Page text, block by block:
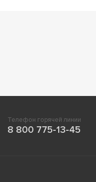
Телефон горячей линии
8 800 775-13-45